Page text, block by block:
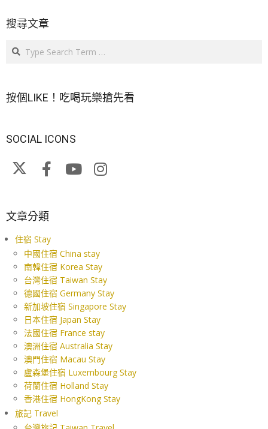
搜尋文章
Search
按個LIKE！吃喝玩樂搶先看
SOCIAL ICONS
文章分類
住宿 Stay
中國住宿 China stay
南韓住宿 Korea Stay
台灣住宿 Taiwan Stay
德國住宿 Germany Stay
新加坡住宿 Singapore Stay
日本住宿 Japan Stay
法國住宿 France stay
澳洲住宿 Australia Stay
澳門住宿 Macau Stay
盧森堡住宿 Luxembourg Stay
荷蘭住宿 Holland Stay
香港住宿 HongKong Stay
旅記 Travel